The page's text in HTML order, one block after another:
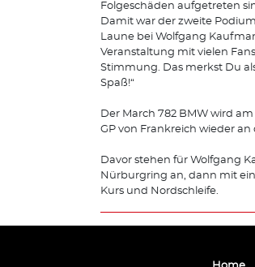
Folgeschäden aufgetreten
Damit war der zweite
Laune bei Wolfgang
Veranstaltung mit vielen
Stimmung. Das merkst Du
Spaß!“
Der March 782 BMW wird
GP von Frankreich wieder an
Davor stehen für Wolfgang
Nürburgring an, dann mit
Kurs und Nordschleife.